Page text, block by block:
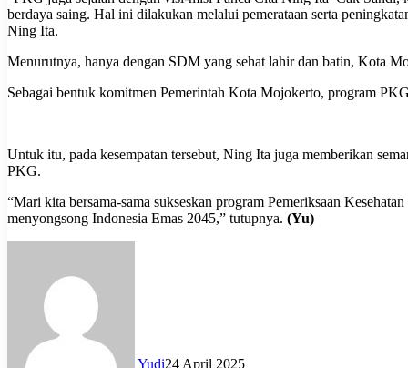
berdaya saing. Hal ini dilakukan melalui pemerataan serta
Ning Ita.
Menurutnya, hanya dengan SDM yang sehat lahir dan batin, Kota
Sebagai bentuk komitmen Pemerintah Kota Mojokerto, program
Untuk itu, pada kesempatan tersebut, Ning Ita juga memberikan
PKG.
“Mari kita bersama-sama sukseskan program Pemeriksaan
menyongsong Indonesia Emas 2045,” tutupnya. (Yu)
Yudi24 April 2025